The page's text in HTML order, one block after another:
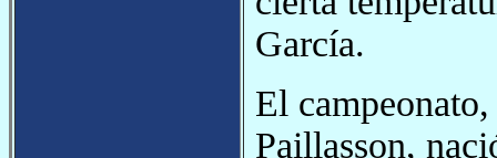
García.
El
Paillasson,